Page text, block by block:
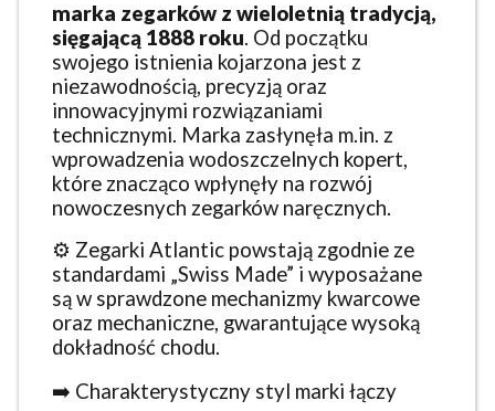
marka zegarków z wieloletnią tradycją,
sięgającą 1888 roku. Od początku
swojego istnienia kojarzona jest z
niezawodnością, precyzją oraz
innowacyjnymi rozwiązaniami
technicznymi. Marka zasłynęła m.in. z
wprowadzenia wodoszczelnych kopert,
które znacząco wpłynęły na rozwój
nowoczesnych zegarków naręcznych.
⚙️ Zegarki Atlantic powstają zgodnie ze
standardami „Swiss Made” i wyposażane
są w sprawdzone mechanizmy kwarcowe
oraz mechaniczne, gwarantujące wysoką
dokładność chodu.
➡️ Charakterystyczny styl marki łączy